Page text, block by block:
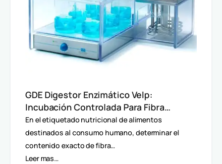
GDE Digestor Enzimático Velp:
Incubación Controlada Para Fibra
Dietética (AOAC)
En el etiquetado nutricional de alimentos
destinados al consumo humano, determinar el
contenido exacto de fibra…
Leer mas…